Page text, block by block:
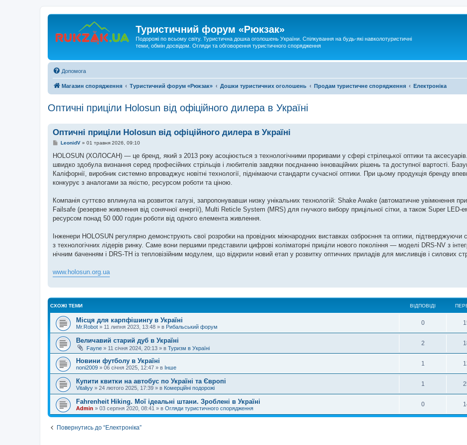
Туристичний форум «Рюкзак»
Подорожі по всьому світу. Туристична дошка оголошень України. Спілкування на будь-які навколотуристичні
теми, обмін досвідом. Огляди та обговорення туристичного спорядження
Допомога
Магазин спорядження Туристичний форум «Рюкзак» Дошки туристичних оголошень Продам туристичне спорядження Електроніка
Оптичні приціли Holosun від офіційного дилера в Україні
Оптичні приціли Holosun від офіційного дилера в Україні
П
в
д
о
л
н
я
LeonidV» 01 травня 2026, 09:10
HOLOSUN (ХОЛОСАН) — це бренд, який з 2013 року асоціюється з технологічними проривами у сфері стрілецької оптики та
швидко здобула визнання серед професійних стрільців і любителів завдяки поєднанню інноваційних рішень та доступної вартості.
Каліфорнії, виробник системно впроваджує новітні технології, піднімаючи стандарти сучасної оптики. При цьому продукція бренду
конкурує з аналогами за якістю, ресурсом роботи та ціною.
Компанія суттєво вплинула на розвиток галузі, запропонувавши низку унікальних технологій: Shake Awake (автоматичне увімкнення
Failsafe (резервне живлення від сонячної енергії), Multi Reticle System (MRS) для гнучкого вибору прицільної сітки, а також Super LED-
ресурсом понад 50 000 годин роботи від одного елемента живлення.
Інженери HOLOSUN регулярно демонструють свої розробки на провідних міжнародних виставках озброєння та оптики, підтверджуючи
з технологічних лідерів ринку. Саме вони першими представили цифрові коліматорні приціли нового покоління — моделі DRS-NV з
нічним баченням і DRS-TH із тепловізійним модулем, що відкрили новий етап у розвитку оптичних приладів для мисливців і силових
www.holosun.org.ua
СХОЖІ ТЕМИ ВІДПОВІДІ
Місця для карпфішингу в Україні
Mr.Robot » 11 липня 2023, 13:48 » в Рибальський форум
0
Величавий старий дуб в Україні
Fayne » 11 січня 2024, 20:13 » в Туризм в Україні
2
Новини футболу в Україні
noni2009 » 06 січня 2025, 12:47 » в Інше
1
Купити квитки на автобус по Україні та Європі
Vitaliyy » 24 лютого 2025, 17:39 » в Комерційні подорожі
1
Fahrenheit Hiking. Мої ідеальні штани. Зроблені в Україні
Admin » 03 серпня 2020, 08:41 » в Огляди туристичного спорядження
0
Повернутись до “Електроніка”